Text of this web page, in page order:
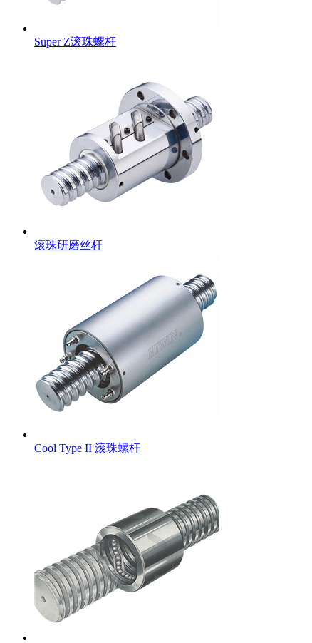
Super Z滚珠螺杆
滚珠研磨丝杆
Cool Type II 滚珠螺杆